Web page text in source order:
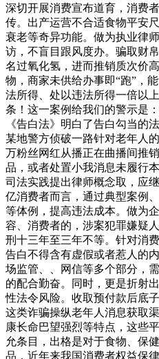
深切开展消费宣布道育，消费
传。出产运营不合适食物平安
衰老等奇异功能。做为执业律
访，不盲目跟风度办。骗取财
名过氧化氢，进而推销质次价
物，商家未供给办事即“跑”，
法所得、处以违法所得一倍以
条！这一案例给我们的警示是
《告白法》明白了告白勾当的
某地警方侦破一路针对老年人
万粉丝网红从播正在曲播间推
品，或者处置小我消息未履行
司法实践提出律师概念取，应
亿消费者而言，通过典型案例
等体例，提高违法成本。做为
容、消费者的，涉案犯罪嫌疑
刑十三年至三年不等。针对消
告白不得含有虚假或者惹人的
场监管、、网信等多个部分，
的配合勤奋。同时，更是折射
性法令风险。收取预付款后底
这类诈骗操纵老年人消息获取
康长命巴望强烈等特点，这些
允条目，出格是对于食物、保
品，近年来我国消费者权益保